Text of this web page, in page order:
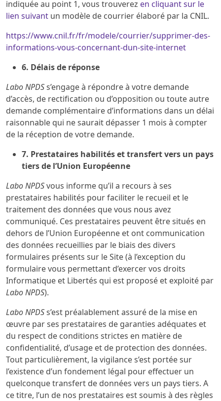
indiquée au point 1, vous trouverez en cliquant sur le
lien suivant un modèle de courrier élaboré par la CNIL.
https://www.cnil.fr/fr/modele/courrier/supprimer-des-
informations-vous-concernant-dun-site-internet
6. Délais de réponse
Labo NPDSs’engage à répondre à votre demande
d’accès, de rectification ou d’opposition ou toute autre
demande complémentaire d’informations dans un délai
raisonnable qui ne saurait dépasser 1 mois à compter
de la réception de votre demande.
7. Prestataires habilités et transfert vers un pays
tiers de l’Union Européenne
Labo NPDSvous informe qu’il a recours à ses
prestataires habilités pour faciliter le recueil et le
traitement des données que vous nous avez
communiqué. Ces prestataires peuvent être situés en
dehors de l’Union Européenne et ont communication
des données recueillies par le biais des divers
formulaires présents sur le Site (à l’exception du
formulaire vous permettant d’exercer vos droits
Informatique et Libertés qui est proposé et exploité par
Labo NPDS).
Labo NPDSs’est préalablement assuré de la mise en
œuvre par ses prestataires de garanties adéquates et
du respect de conditions strictes en matière de
confidentialité, d’usage et de protection des données.
Tout particulièrement, la vigilance s’est portée sur
l’existence d’un fondement légal pour effectuer un
quelconque transfert de données vers un pays tiers. A
ce titre, l’un de nos prestataires est soumis à des règles